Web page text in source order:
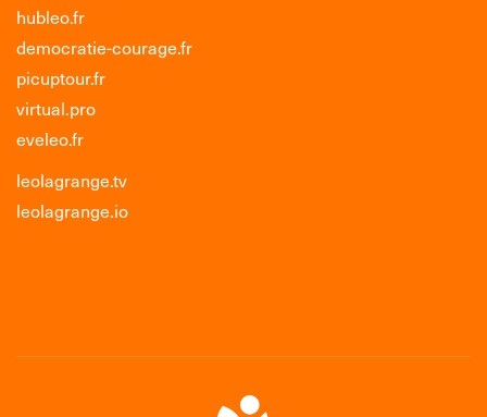
hubleo.fr
democratie-courage.fr
picuptour.fr
virtual.pro
eveleo.fr
leolagrange.tv
leolagrange.io